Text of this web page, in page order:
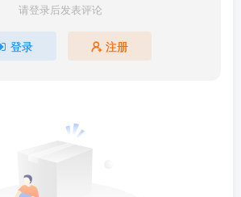
请登录后发表评论
登录 注册